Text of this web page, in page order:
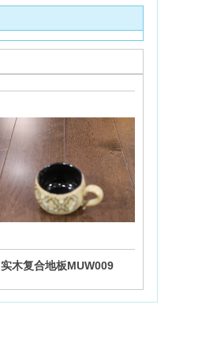
实木复合地板MUW009